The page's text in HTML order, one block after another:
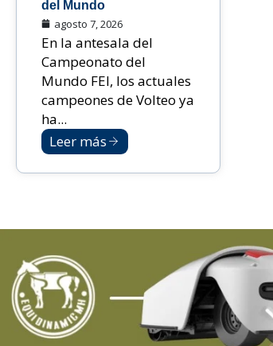
del Mundo
agosto 7, 2026
En la antesala del
Campeonato del
Mundo FEI, los actuales
campeones de Volteo ya
ha...
Leer más